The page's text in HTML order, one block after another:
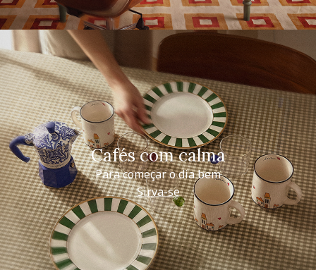
Cafés com calma
Para começar o dia bem
Sirva-se